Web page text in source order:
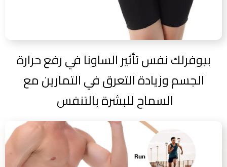
بيوفرلك نفس تأثير الساونا في رفع حرارة
الجسم وزيادة التعرق في التمارين مع
السماح للبشرة بالتنفس